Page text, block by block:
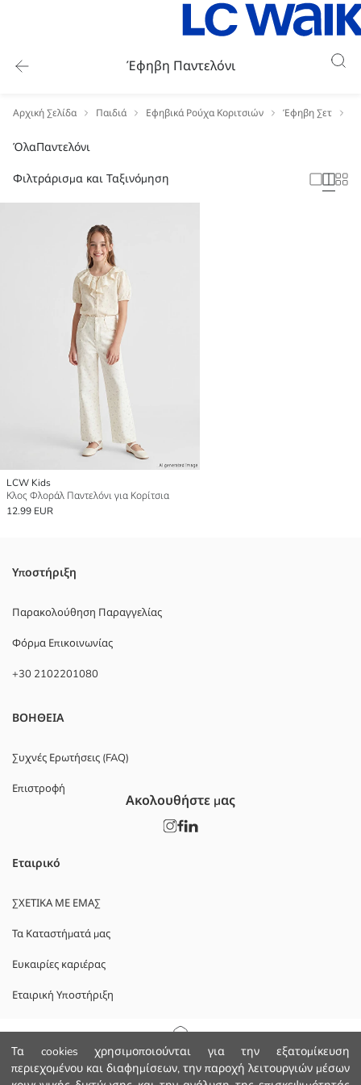
Τα cookies χρησιμοποιούνται για την εξατομίκευση
περιεχομένου και διαφημίσεων, την παροχή λειτουργιών μέσων
Έφηβη Παντελόνι
Αρχική Σελίδα
Αρχική Σελίδα Παιδιά Εφηβικά Ρούχα Κοριτσιών Έφηβη Σετ
ΌλαΠαντελόνι
Φιλτράρισμα και Ταξινόμηση
LCW Kids
Κλος Φλοράλ Παντελόνι για Κορίτσια
12.99 EUR
Υποστήριξη
Παρακολούθηση Παραγγελίας
Φόρμα Επικοινωνίας
+30 2102201080
ΒΟΗΘΕΙΑ
Συχνές Ερωτήσεις (FAQ)
Επιστροφή
Εταιρικό
ΣΧΕΤΙΚΑ ΜΕ ΕΜΑΣ
Τα Καταστήματά μας
Ευκαιρίες καριέρας
Εταιρική Υποστήριξη
Πολιτική Απορρήτου και Ασφάλειας Δεδομένων
Ακολουθήστε μας